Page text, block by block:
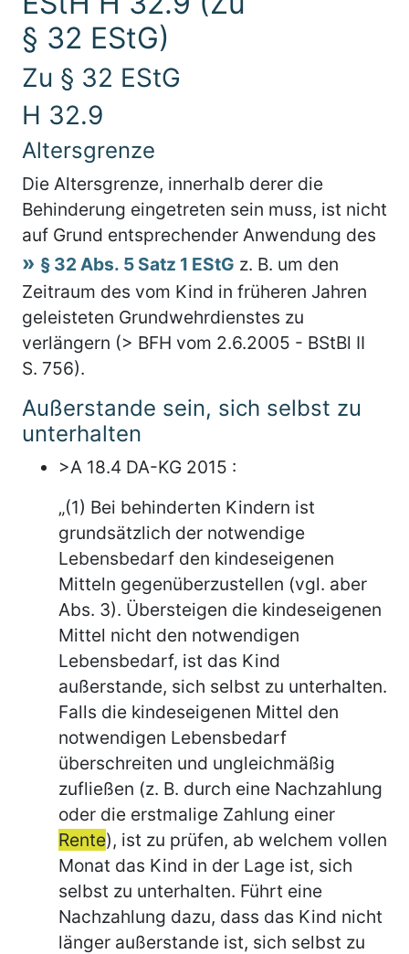
§ 32 EStG)
Zu § 32 EStG
H 32.9
Altersgrenze
Die Altersgrenze, innerhalb derer die
Behinderung eingetreten sein muss, ist nicht
auf Grund entsprechender Anwendung des
§ 32 Abs. 5 Satz 1 EStG z. B. um den
Zeitraum des vom Kind in früheren Jahren
geleisteten Grundwehrdienstes zu
verlängern (> BFH vom 2.6.2005 - BStBl II
S. 756).
Außerstande sein, sich selbst zu
unterhalten
>A 18.4 DA-KG 2015 :
„(1) Bei behinderten Kindern ist
grundsätzlich der notwendige
Lebensbedarf den kindeseigenen
Mitteln gegenüberzustellen (vgl. aber
Abs. 3). Übersteigen die kindeseigenen
Mittel nicht den notwendigen
Lebensbedarf, ist das Kind
außerstande, sich selbst zu unterhalten.
Falls die kindeseigenen Mittel den
notwendigen Lebensbedarf
überschreiten und ungleichmäßig
zufließen (z. B. durch eine Nachzahlung
oder die erstmalige Zahlung einer
Rente), ist zu prüfen, ab welchem vollen
Monat das Kind in der Lage ist, sich
selbst zu unterhalten. Führt eine
Nachzahlung dazu, dass das Kind nicht
länger außerstande ist, sich selbst zu